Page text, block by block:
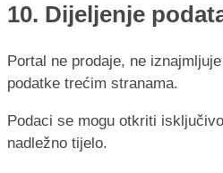
10. Dijeljenje
Portal ne prodaje, ne
podatke trećim stranama.
Podaci se mogu otkriti
nadležno tijelo.